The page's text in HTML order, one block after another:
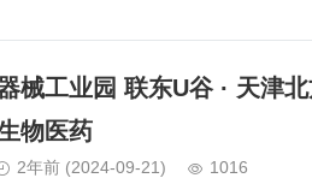
械工业园 联东U谷 · 天津
物医药
2年前 (2024-09-21) 1016